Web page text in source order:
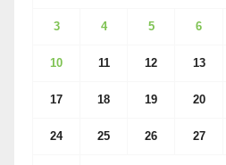
3 4 5 6
10 11 12 13
17 18 19 20
24 25 26 27